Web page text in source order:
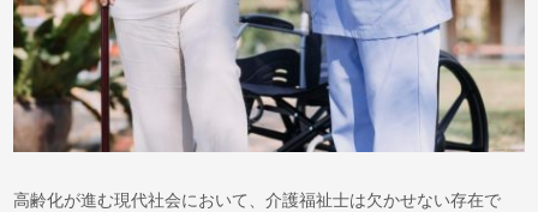
高齢化が進む現代社会において、介護福祉士は欠かせない存在で